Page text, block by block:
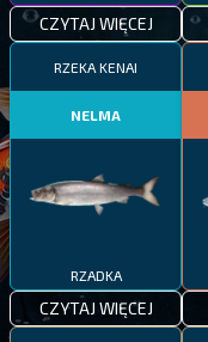
CZYTAJ WIĘCEJ
RZEKA KENAI
NELMA
RZADKA
CZYTAJ WIĘCEJ